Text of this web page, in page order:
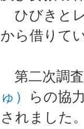
ひびきと
から借りて
第二次調
ゅ）
らの協
されました。